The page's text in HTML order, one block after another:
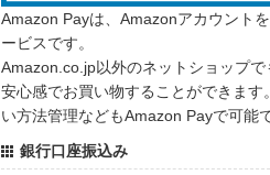
Amazon Payは、Amazonアカウント
ービスです。
Amazon.co.jp以外のネットショップ
安心感でお買い物することができま
い方法管理などもAmazon Payで可能
銀行口座振込み